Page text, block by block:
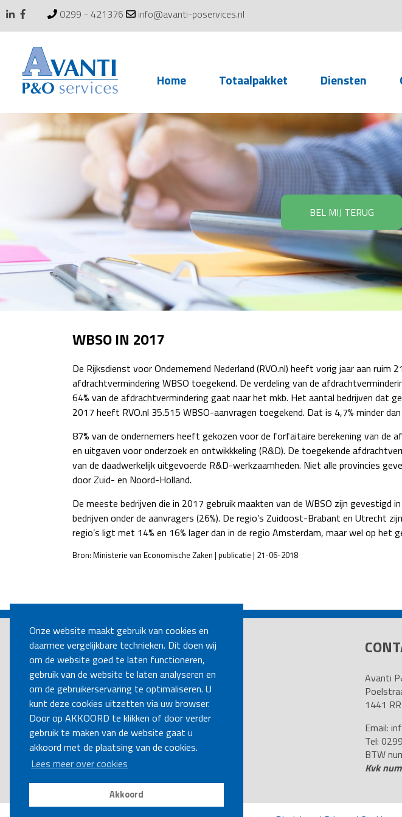
Onze website maakt gebruik van cookies en
daarmee vergelijkbare technieken. Dit doen wij
om de website goed te laten functioneren,
gebruik van de website te laten analyseren en
om de gebruikerservaring te optimaliseren. U
kunt deze cookies uitzetten via uw browser.
Door op AKKOORD te klikken of door verder
gebruik te maken van de website gaat u
akkoord met de plaatsing van de cookies.
Lees meer over cookies
Akkoord
0299 - 421376 info@avanti-poservices.nl
Home Totaalpakket Diensten
Service voor
accountants- en
Advisering
Detachering
BEL MIJ TERUG
WBSO IN 2017
De Rijksdienst voor Ondernemend Nederland (RVO.nl) heeft vorig jaar aan
afdrachtvermindering WBSO toegekend. De verdeling van de
64% van de afdrachtvermindering gaat naar het mkb. Het aantal bedrijven dat
2017 heeft RVO.nl 35.515 WBSO-aanvragen toegekend. Dat is 4,7% minder
87% van de ondernemers heeft gekozen voor de forfaitaire berekening van de
en uitgaven voor onderzoek en ontwikkkeling (R&D). De toegekende
van de daadwerkelijk uitgevoerde R&D-werkzaamheden. Niet alle provincies
door Zuid- en Noord-Holland.
De meeste bedrijven die in 2017 gebruik maakten van de WBSO zijn
bedrijven onder de aanvragers (26%). De regio’s Zuidoost-Brabant en Utrecht
regio’s ligt met 14% en 16% lager dan in de regio Amsterdam, maar wel op het
Bron: Ministerie van Economische Zaken | publicatie | 21-06-2018
NAVIGATION
Avanti
1441
Email:
Tel:
BTW
Kvk